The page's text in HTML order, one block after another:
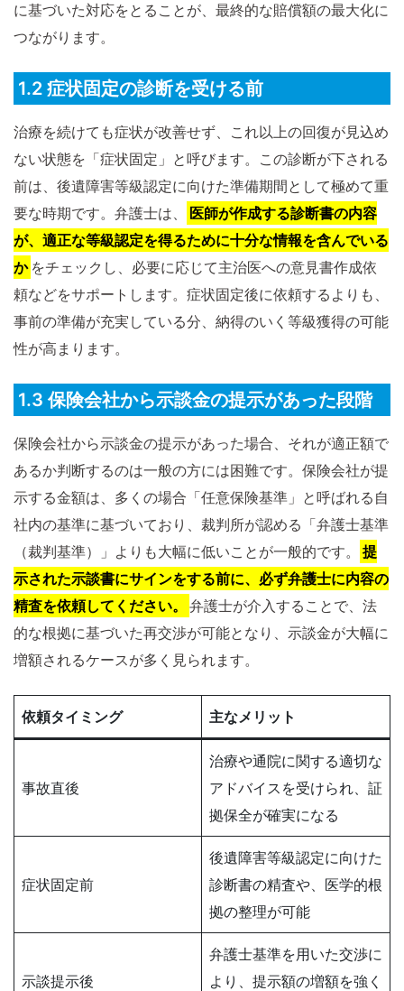
に基づいた対応をとることが、最終的な賠償額の最大化に
つながります。
1.2 症状固定の診断を受ける前
治療を続けても症状が改善せず、これ以上の回復が見込め
ない状態を「症状固定」と呼びます。この診断が下される
前は、後遺障害等級認定に向けた準備期間として極めて重
要な時期です。弁護士は、
医師が作成する診断書の内容
が、適正な等級認定を得るために十分な情報を含んでいる
か をチェックし、必要に応じて主治医への意見書作成依
頼などをサポートします。症状固定後に依頼するよりも、
事前の準備が充実している分、納得のいく等級獲得の可能
性が高まります。
1.3 保険会社から示談金の提示があった段階
保険会社から示談金の提示があった場合、それが適正額で
あるか判断するのは一般の方には困難です。保険会社が提
示する金額は、多くの場合「任意保険基準」と呼ばれる自
社内の基準に基づいており、裁判所が認める「弁護士基準
（裁判基準）」よりも大幅に低いことが一般的です。
提
示された示談書にサインをする前に、必ず弁護士に内容の
精査を依頼してください。
弁護士が介入することで、法
的な根拠に基づいた再交渉が可能となり、示談金が大幅に
増額されるケースが多く見られます。
依頼タイミング 主なメリット
事故直後
治療や通院に関する適切な
アドバイスを受けられ、証
拠保全が確実になる
症状固定前
後遺障害等級認定に向けた
診断書の精査や、医学的根
拠の整理が可能
示談提示後
弁護士基準を用いた交渉に
より、提示額の増額を強く